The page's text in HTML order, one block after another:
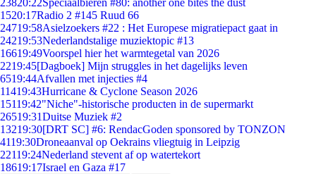
23820:22Speciaalbieren #80: another one bites the dust
1520:17Radio 2 #145 Ruud 66
24719:58Asielzoekers #22 : Het Europese migratiepact gaat in
24219:53Nederlandstalige muziektopic #13
16619:49Voorspel hier het warmtegetal van 2026
2219:45[Dagboek] Mijn struggles in het dagelijks leven
6519:44Afvallen met injecties #4
11419:43Hurricane & Cyclone Season 2026
15119:42"Niche"-historische producten in de supermarkt
26519:31Duitse Muziek #2
13219:30[DRT SC] #6: RendacGoden sponsored by TONZON
4119:30Droneaanval op Oekrains vliegtuig in Leipzig
22119:24Nederland stevent af op watertekort
18619:17Israel en Gaza #17